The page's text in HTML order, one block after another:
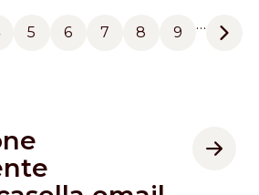
Pagina
5 Pagina
6 Pagina
7 Pagina
8 Pagina
9
…